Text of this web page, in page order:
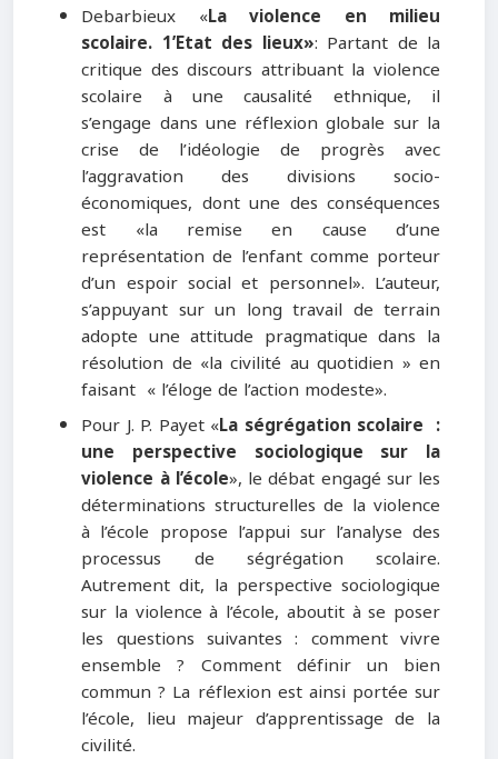
Debarbieux «La violence en milieu
scolaire. 1’Etat des lieux»: Partant de la
critique des discours attribuant la violence
scolaire à une causalité ethnique, il
s’engage dans une réflexion globale sur la
crise de l’idéologie de progrès avec
l’aggravation des divisions socio-
économiques, dont une des conséquences
est «la remise en cause d’une
représentation de l’enfant comme porteur
d’un espoir social et personnel». L’auteur,
s’appuyant sur un long travail de terrain
adopte une attitude pragmatique dans la
résolution de «la civilité au quotidien » en
faisant « l’éloge de l’action modeste».
Pour J. P. Payet «La ségrégation scolaire :
une perspective sociologique sur la
violence à l’école», le débat engagé sur les
déterminations structurelles de la violence
à l’école propose l’appui sur l’analyse des
processus de ségrégation scolaire.
Autrement dit, la perspective sociologique
sur la violence à l’école, aboutit à se poser
les questions suivantes : comment vivre
ensemble ? Comment définir un bien
commun ? La réflexion est ainsi portée sur
l’école, lieu majeur d’apprentissage de la
civilité.